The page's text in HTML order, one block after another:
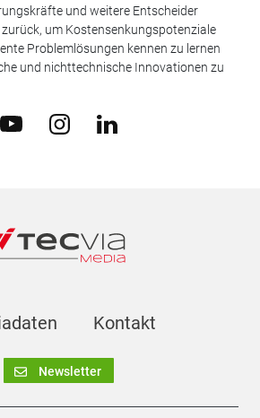
und weitere Entscheider
um Kostensenkungspotenziale
Problemlösungen kennen zu lernen
und nichttechnische Innovationen zu
Kontakt
Newsletter